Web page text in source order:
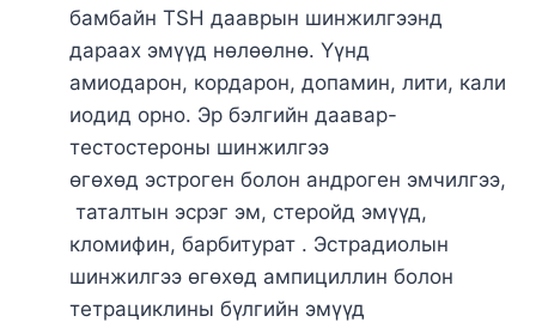
бамбайн TSH дааврын шинжилгээнд
дараах эмүүд нөлөөлнө. Үүнд
амиодарон, кордарон, допамин, лити, кали
иодид орно. Эр бэлгийн даавар-
тестостероны шинжилгээ
өгөхөд эстроген болон андроген эмчилгээ,
таталтын эсрэг эм, стеройд эмүүд,
кломифин, барбитурат . Эстрадиолын
шинжилгээ өгөхөд ампициллин болон
тетрациклины бүлгийн эмүүд